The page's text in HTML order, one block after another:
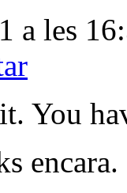
a les
You
encara.